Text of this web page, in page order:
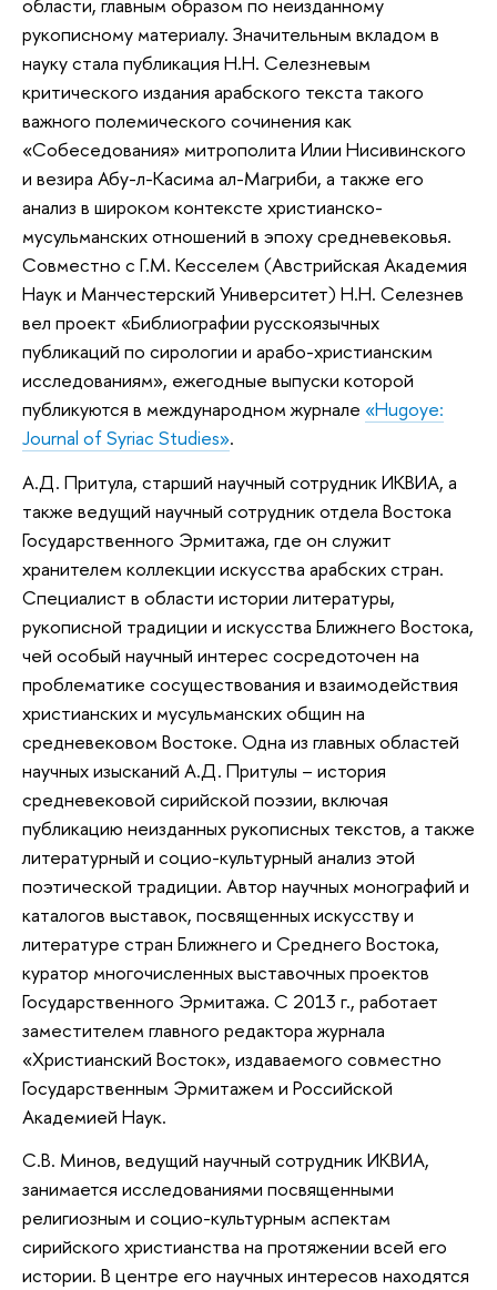
области, главным образом по неизданному
рукописному материалу. Значительным вкладом в
науку стала публикация Н.Н. Селезневым
критического издания арабского текста такого
важного полемического сочинения как
«Собеседования» митрополита Илии Нисивинского
и везира Абу-л-Касима ал-Магриби, а также его
анализ в широком контексте христианско-
мусульманских отношений в эпоху средневековья.
Совместно с Г.М. Кесселем (Австрийская Академия
Наук и Манчестерский Университет) Н.Н. Селезнев
вел проект «Библиографии русскоязычных
публикаций по сирологии и арабо-христианским
исследованиям», ежегодные выпуски которой
публикуются в международном журнале «Hugoye:
Journal of Syriac Studies».
А.Д. Притула, старший научный сотрудник ИКВИА, а
также ведущий научный сотрудник отдела Востока
Государственного Эрмитажа, где он служит
хранителем коллекции искусства арабских стран.
Специалист в области истории литературы,
рукописной традиции и искусства Ближнего Востока,
чей особый научный интерес сосредоточен на
проблематике сосуществования и взаимодействия
христианских и мусульманских общин на
средневековом Востоке. Одна из главных областей
научных изысканий А.Д. Притулы – история
средневековой сирийской поэзии, включая
публикацию неизданных рукописных текстов, а также
литературный и социо-культурный анализ этой
поэтической традиции. Автор научных монографий и
каталогов выставок, посвященных искусству и
литературе стран Ближнего и Среднего Востока,
куратор многочисленных выставочных проектов
Государственного Эрмитажа. С 2013 г., работает
заместителем главного редактора журнала
«Христианский Восток», издаваемого совместно
Государственным Эрмитажем и Российской
Академией Наук.
С.В. Минов, ведущий научный сотрудник ИКВИА,
занимается исследованиями посвященными
религиозным и социо-культурным аспектам
сирийского христианства на протяжении всей его
истории. В центре его научных интересов находятся